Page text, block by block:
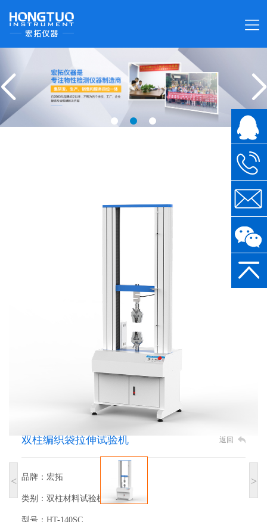
< >
双柱编织袋拉伸试验机 返回
品牌：宏拓
类别：双柱材料试验机
型号：HT-140SC